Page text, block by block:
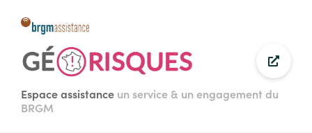
principal
Espace assistance un service & un engagement du
BRGM